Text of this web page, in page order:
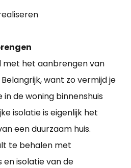
met het aanbrengen van
want zo vermijd je
de woning binnenshuis
isolatie is eigenlijk het
een duurzaam huis.
te behalen met
en isolatie van de